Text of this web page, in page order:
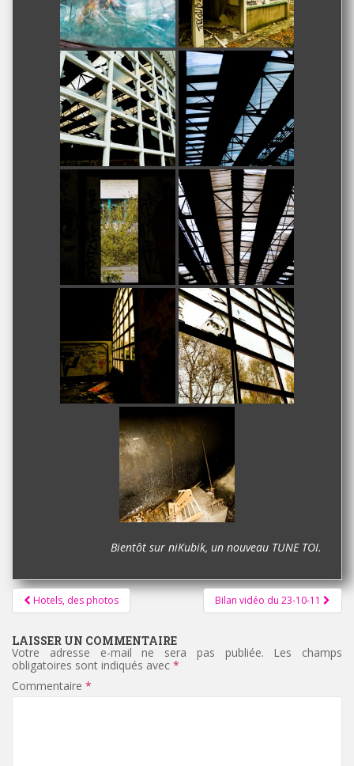
Bientôt sur niKubik, un nouveau TUNE TOI.
Pagination
d'article
Hotels, des photos Bilan vidéo du 23-10-11
LAISSER UN COMMENTAIRE
Votre adresse e-mail ne sera pas publiée.
Les champs
obligatoires sont indiqués avec *
Commentaire *